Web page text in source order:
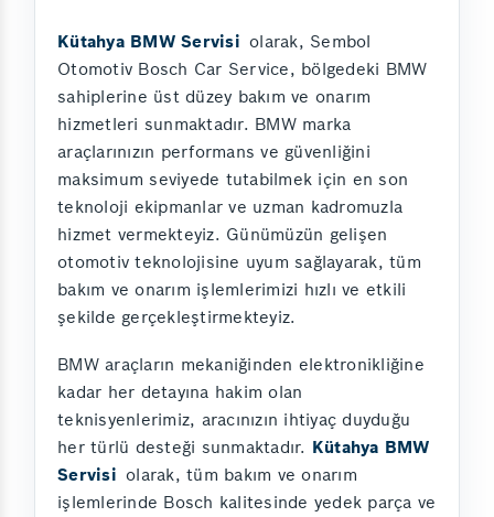
Kütahya BMW Servisi olarak, Sembol
Otomotiv Bosch Car Service, bölgedeki BMW
sahiplerine üst düzey bakım ve onarım
hizmetleri sunmaktadır. BMW marka
araçlarınızın performans ve güvenliğini
maksimum seviyede tutabilmek için en son
teknoloji ekipmanlar ve uzman kadromuzla
hizmet vermekteyiz. Günümüzün gelişen
otomotiv teknolojisine uyum sağlayarak, tüm
bakım ve onarım işlemlerimizi hızlı ve etkili
şekilde gerçekleştirmekteyiz.
BMW araçların mekaniğinden elektronikliğine
kadar her detayına hakim olan
teknisyenlerimiz, aracınızın ihtiyaç duyduğu
her türlü desteği sunmaktadır. Kütahya BMW
Servisi olarak, tüm bakım ve onarım
işlemlerinde Bosch kalitesinde yedek parça ve